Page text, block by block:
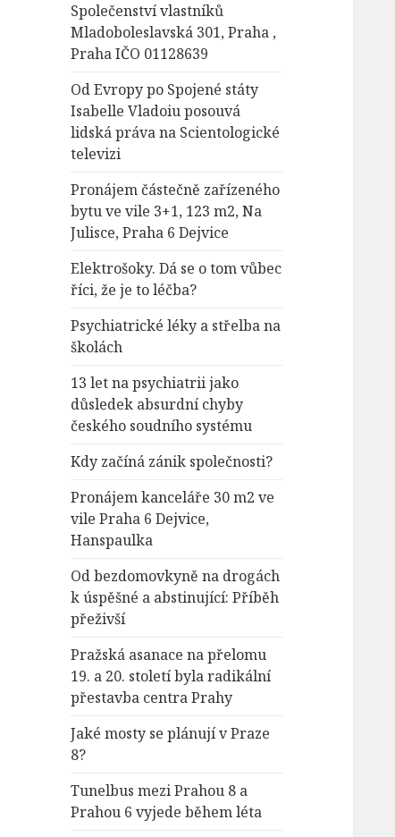
Společenství vlastníků
Mladoboleslavská 301, Praha ,
Praha IČO 01128639
Od Evropy po Spojené státy
Isabelle Vladoiu posouvá
lidská práva na Scientologické
televizi
Pronájem částečně zařízeného
bytu ve vile 3+1, 123 m2, Na
Julisce, Praha 6 Dejvice
Elektrošoky. Dá se o tom vůbec
říci, že je to léčba?
Psychiatrické léky a střelba na
školách
13 let na psychiatrii jako
důsledek absurdní chyby
českého soudního systému
Kdy začíná zánik společnosti?
Pronájem kanceláře 30 m2 ve
vile Praha 6 Dejvice,
Hanspaulka
Od bezdomovkyně na drogách
k úspěšné a abstinující: Příběh
přeživší
Pražská asanace na přelomu
19. a 20. století byla radikální
přestavba centra Prahy
Jaké mosty se plánují v Praze
8?
Tunelbus mezi Prahou 8 a
Prahou 6 vyjede během léta